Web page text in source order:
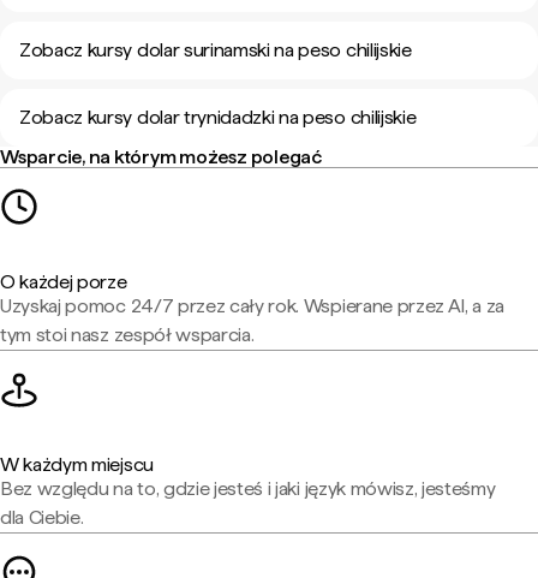
Zobacz kursy dolar surinamski na peso chilijskie
Zobacz kursy dolar trynidadzki na peso chilijskie
Wsparcie, na którym możesz polegać
O każdej porze
Uzyskaj pomoc 24/7 przez cały rok. Wspierane przez AI, a za
tym stoi nasz zespół wsparcia.
W każdym miejscu
Bez względu na to, gdzie jesteś i jaki język mówisz, jesteśmy
dla Ciebie.